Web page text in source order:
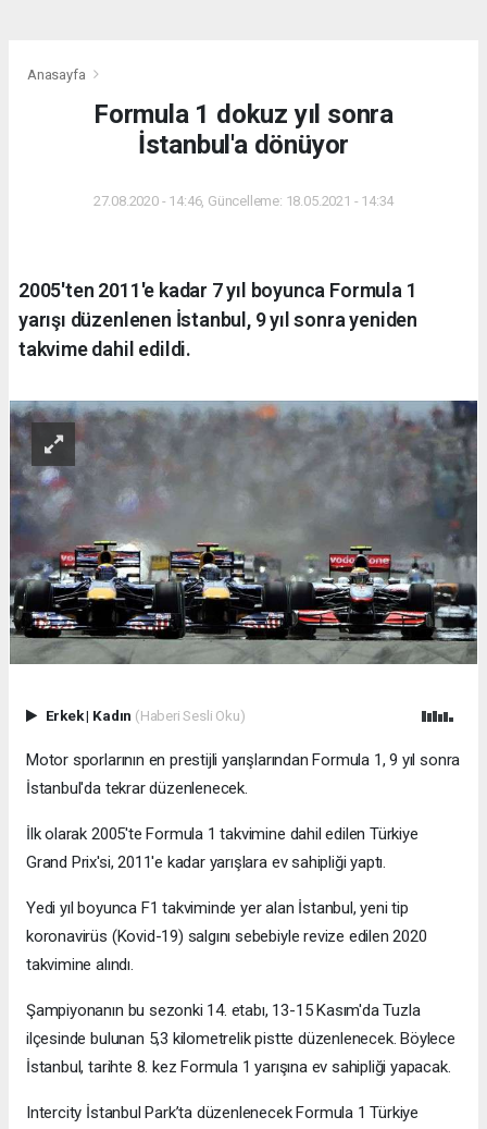
Anasayfa
Formula 1 dokuz yıl sonra
İstanbul'a dönüyor
27.08.2020 - 14:46, Güncelleme: 18.05.2021 - 14:34
2005'ten 2011'e kadar 7 yıl boyunca Formula 1
yarışı düzenlenen İstanbul, 9 yıl sonra yeniden
takvime dahil edildi.
Erkek| Kadın (Haberi Sesli Oku)
Motor sporlarının en prestijli yarışlarından Formula 1, 9 yıl sonra
İstanbul'da tekrar düzenlenecek.
İlk olarak 2005'te Formula 1 takvimine dahil edilen Türkiye
Grand Prix'si, 2011'e kadar yarışlara ev sahipliği yaptı.
Yedi yıl boyunca F1 takviminde yer alan İstanbul, yeni tip
koronavirüs (Kovid-19) salgını sebebiyle revize edilen 2020
takvimine alındı.
Şampiyonanın bu sezonki 14. etabı, 13-15 Kasım'da Tuzla
ilçesinde bulunan 5,3 kilometrelik pistte düzenlenecek. Böylece
İstanbul, tarihte 8. kez Formula 1 yarışına ev sahipliği yapacak.
Intercity İstanbul Park’ta düzenlenecek Formula 1 Türkiye